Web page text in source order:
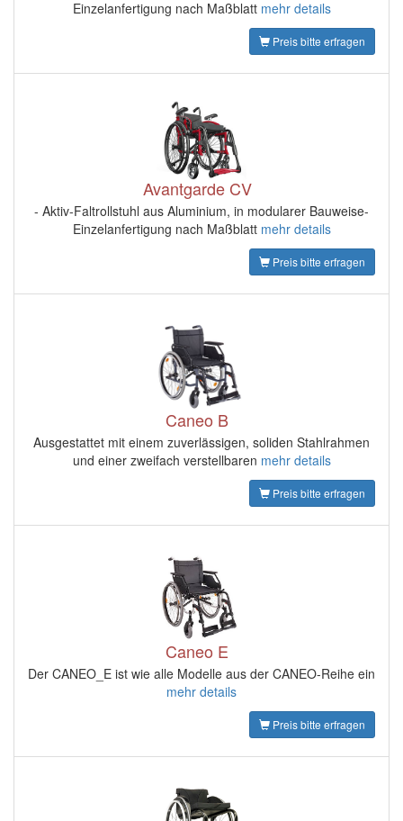
Einzelanfertigung nach Maßblatt mehr details
Preis bitte erfragen
Avantgarde CV
- Aktiv-Faltrollstuhl aus Aluminium, in modularer Bauweise-
Einzelanfertigung nach Maßblatt mehr details
Preis bitte erfragen
Caneo B
Ausgestattet mit einem zuverlässigen, soliden Stahlrahmen
und einer zweifach verstellbaren mehr details
Preis bitte erfragen
Caneo E
Der CANEO_E ist wie alle Modelle aus der CANEO-Reihe ein
mehr details
Preis bitte erfragen